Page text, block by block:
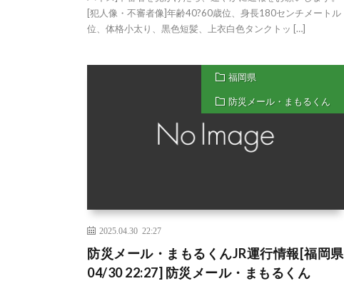
[犯人像・不審者像]年齢40?60歳位、身長180センチメートル
位、体格小太り、黒色短髪、上衣白色タンクトッ […]
福岡県
防災メール・まもるくん
2025.04.30 22:27
防災メール・まもるくんJR運行情報[福岡県
04/30 22:27] 防災メール・まもるくん